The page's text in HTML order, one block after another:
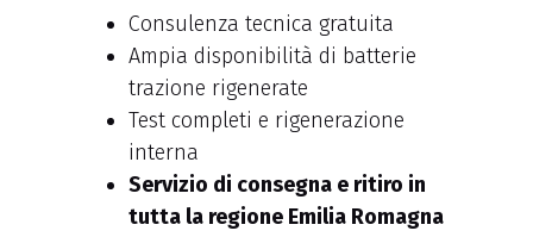
Consulenza tecnica gratuita
Ampia disponibilità di batterie
trazione rigenerate
Test completi e rigenerazione
interna
Servizio di consegna e ritiro in
tutta la regione Emilia Romagna